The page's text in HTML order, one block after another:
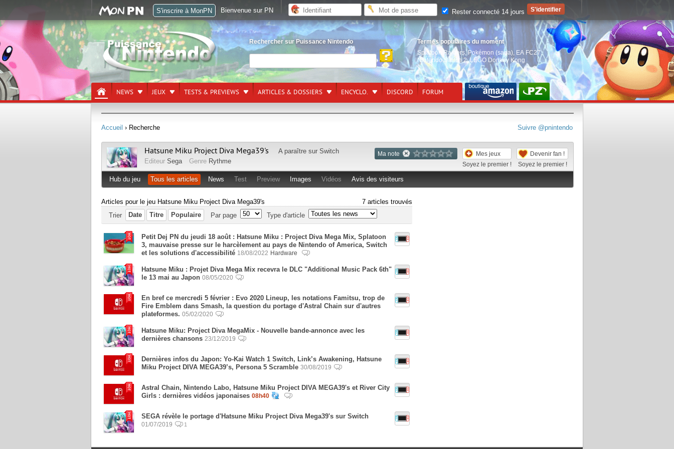
Rechercher sur Puissance Nintendo
Termes populaires du moment
Splatoon Raiders, Pokémon (saga) EA FC27,
Nintendo Switch 2,LEGO Donkey Kong
NEWS JEUX TESTS & PREVIEWS ARTICLES & DOSSIERS ENCYCLO. DISCORD FORUM
Suivre @pnintendo
Accueil › Recherche
Ma note
Mes jeux
Soyez le premier !
Devenir fan !
Soyez le premier !
Hatsune Miku Project Diva Mega39's A paraître sur Switch
Editeur Sega Genre Rythme
Hub du jeu Tous les articles News Test Preview Images Vidéos Avis des visiteurs
Articles pour le jeu Hatsune Miku Project Diva Mega39's
7 articles trouvés
Trier
Date Titre Populaire Par page Type d'article
Petit Dej PN du jeudi 18 août : Hatsune Miku : Project Diva Mega Mix, Splatoon
3, mauvaise presse sur le harcèlement au pays de Nintendo of America, Switch
et les solutions d'accessibilité 18/08/2022 Hardware
Hatsune Miku : Projet Diva Mega Mix recevra le DLC "Additional Music Pack 6th"
le 13 mai au Japon 08/05/2020
En bref ce mercredi 5 février : Evo 2020 Lineup, les notations Famitsu, trop de
Fire Emblem dans Smash, la question du portage d'Astral Chain sur d'autres
plateformes. 05/02/2020
Hatsune Miku: Project Diva MegaMix - Nouvelle bande-annonce avec les
dernières chansons 23/12/2019
Dernières infos du Japon: Yo-Kai Watch 1 Switch, Link’s Awakening, Hatsune
Miku Project DIVA MEGA39’s, Persona 5 Scramble 30/08/2019
Astral Chain, Nintendo Labo, Hatsune Miku Project DIVA MEGA39's et River City
Girls : dernières vidéos japonaises 08h40
SEGA révèle le portage d'Hatsune Miku Project Diva Mega39's sur Switch
01/07/2019 1
S'inscrire à MonPN Bienvenue sur PN Rester connecté 14 jours